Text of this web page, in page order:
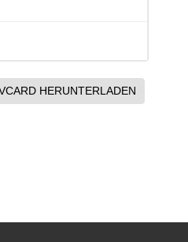
HERUNTERLADEN